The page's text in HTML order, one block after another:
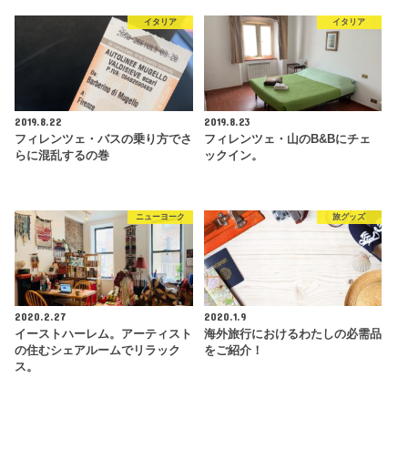
イタリア
2019.8.22
フィレンツェ・バスの乗り方でさ
らに混乱するの巻
イタリア
2019.8.23
フィレンツェ・山のB&Bにチェ
ックイン。
ニューヨーク
2020.2.27
イーストハーレム。アーティスト
の住むシェアルームでリラック
ス。
旅グッズ
2020.1.9
海外旅行におけるわたしの必需品
をご紹介！